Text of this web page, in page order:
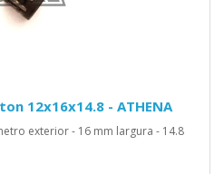
12x16x14.8 - ATHENA
exterior - 16 mm largura - 14.8